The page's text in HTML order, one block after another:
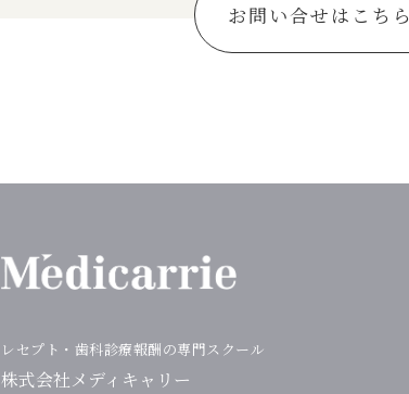
お問い合せはこちら
レセプト・⻭科診療報酬の専門スクール
株式会社メディキャリー